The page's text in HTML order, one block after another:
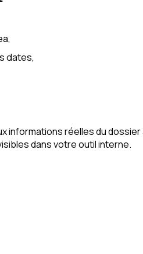
dates,
informations réelles du dossier
dans votre outil interne.